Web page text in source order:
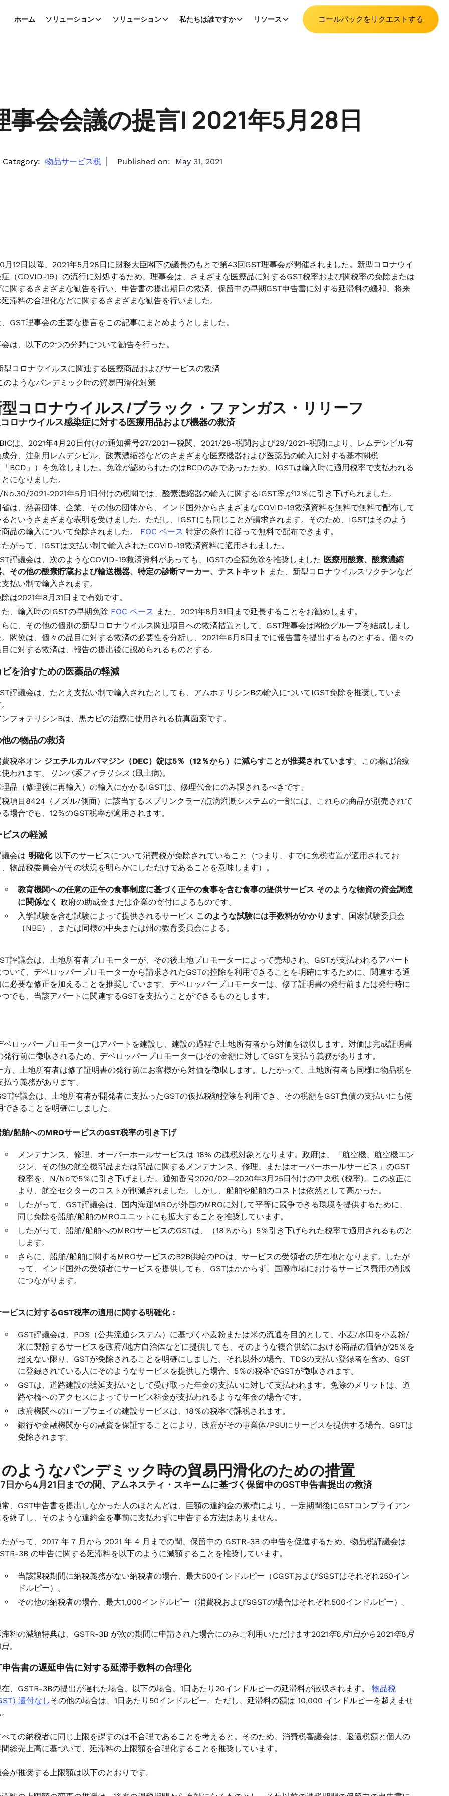
ホーム ソリューション ソリューション 私たちは誰ですか リソース コールバックをリクエストする
事会会議の提言| 2021年5月28日
Category: 物品サービス税 Published on: May 31, 2021
月12日以降、2021年5月28日に財務大臣閣下の議長のもとで第43回GST理事会が開催されました。新型コロナウイ
（COVID-19）の流行に対処するため、理事会は、さまざまな医療品に対するGST税率および関税率の免除または
関するさまざまな勧告を行い、申告書の提出期日の救済、保留中の早期GST申告書に対する延滞料の緩和、将来
滞料の合理化などに関するさまざまな勧告を行いました。
GST理事会の主要な提言をこの記事にまとめようとしました。
は、以下の2つの分野について勧告を行った。
型コロナウイルスに関連する医療商品およびサービスの救済
のようなパンデミック時の貿易円滑化対策
コロナウイルス/ブラック・ファンガス・リリーフ
ロナウイルス感染症に対する医療用品および機器の救済
は、2021年4月20日付けの通知番号27/2021—税関、2021/28-税関および29/2021-税関により、レムデシビル有
分、注射用レムデシビル、酸素濃縮器などのさまざまな医療機器および医薬品の輸入に対する基本関税
BCD」）を免除しました。免除が認められたのはBCDのみであったため、IGSTは輸入時に適用税率で支払われる
になりました。
2021-2021年5月1日付けの税関では、酸素濃縮器の輸入に関するIGST率が12％に引き下げられました。
は、慈善団体、企業、その他の団体から、インド国外からさまざまなCOVID-19救済資料を無料で無料で配布して
というさまざまな表明を受けました。ただし、IGSTにも同じことが請求されます。そのため、IGSTはそのよう
品の輸入について免除されました。 FOC ベース 特定の条件に従って無料で配布できます。
がって、IGSTは支払い制で輸入されたCOVID-19救済資料に適用されました。
評議会は、次のようなCOVID-19救済資料があっても、IGSTの全額免除を推奨しました 医療用酸素、酸素濃縮
その他の酸素貯蔵および輸送機器、特定の診断マーカー、テストキット また、新型コロナウイルスワクチンなど
払い制で輸入されます。
は2021年8月31日まで有効です。
、輸入時のIGSTの早期免除 FOC ベース また、2021年8月31日まで延長することをお勧めします。
に、その他の個別の新型コロナウイルス関連項目への救済措置として、GST理事会は閣僚グループを結成しまし
閣僚は、個々の品目に対する救済の必要性を分析し、2021年6月8日までに報告書を提出するものとする。個々の
に対する救済は、報告の提出後に認められるものとする。
を治すための医薬品の軽減
評議会は、たとえ支払い制で輸入されたとしても、アムホテリシンBの輸入についてIGST免除を推奨していま
フォテリシンBは、黒カビの治療に使用される抗真菌薬です。
の物品の救済
税率オン ジエチルカルバマジン（DEC）錠は5％（12％から）に減らすことが推奨されています。この薬は治療
われます。
リンパ系フィラリシス (風土病)。
品（修理後に再輸入）の輸入にかかるIGSTは、修理代金にのみ課されるべきです。
項目8424（ノズル/側面）に該当するスプリンクラー/点滴灌漑システムの一部には、これらの商品が別売されて
場合でも、12％のGST税率が適用されます。
スの軽減
会は 明確化 以下のサービスについて消費税が免除されていること（つまり、すでに免税措置が適用されてお
物品税委員会がその状況を明らかにしただけであることを意味します）。
教育機関への任意の正午の食事制度に基づく正午の食事を含む食事の提供サービス そのような物資の資金調達
に関係なく 政府の助成金または企業の寄付によるものです。
入学試験を含む試験によって提供されるサービス このような試験には手数料がかかります、国家試験委員会
（NBE）、または同様の中央または州の教育委員会による。
評議会は、土地所有者プロモーターが、その後土地プロモーターによって売却され、GSTが支払われるアパート
いて、デベロッパープロモーターから請求されたGSTの控除を利用できることを明確にするために、関連する通
必要な修正を加えることを推奨しています。デベロッパープロモーターは、修了証明書の発行前または発行時に
でも、当該アパートに関連するGSTを支払うことができるものとします。
ベロッパープロモーターはアパートを建設し、建設の過程で土地所有者から対価を徴収します。対価は完成証明書
発行前に徴収されるため、デベロッパープロモーターはその金額に対してGSTを支払う義務があります。
方、土地所有者は修了証明書の発行前にお客様から対価を徴収します。したがって、土地所有者も同様に物品税を
払う義務があります。
評議会は、土地所有者が開発者に支払ったGSTの仮払税額控除を利用でき、その税額をGST負債の支払いにも使
できることを明確にしました。
/船舶へのMROサービスのGST税率の引き下げ
メンテナンス、修理、オーバーホールサービスは 18% の課税対象となります。政府は、「航空機、航空機エン
ジン、その他の航空機部品または部品に関するメンテナンス、修理、またはオーバーホールサービス」のGST
税率を、N/Noで5％に引き下げました。通知番号2020/02—2020年3月25日付けの中央税 (税率)。この改正に
より、航空セクターのコストが削減されました。しかし、船舶や船舶のコストは依然として高かった。
したがって、GST評議会は、国内海運MROが外国のMROに対して平等に競争できる環境を提供するために、
同じ免除を船舶/船舶のMROユニットにも拡大することを推奨しています。
したがって、船舶/船舶へのMROサービスのGSTは、（18％から）5％引き下げられた税率で適用されるものと
します。
さらに、船舶/船舶に関するMROサービスのB2B供給のPOは、サービスの受領者の所在地となります。したが
って、インド国外の受領者にサービスを提供しても、GSTはかからず、国際市場におけるサービス費用の削減
につながります。
ビスに対するGST税率の適用に関する明確化：
GST評議会は、PDS（公共流通システム）に基づく小麦粉または米の流通を目的として、小麦/水田を小麦粉/
米に製粉するサービスを政府/地方自治体などに提供しても、そのような複合供給における商品の価値が25％を
超えない限り、GSTが免除されることを明確にしました。それ以外の場合、TDSの支払い登録者を含め、GST
に登録されている人にそのようなサービスを提供した場合、5％の税率でGSTが徴収されます。
GSTは、道路建設の繰延支払いとして受け取った年金の支払いに対して支払われます。免除のメリットは、道
路や橋へのアクセスによってサービス料金が支払われるような年金の場合です。
政府機関へのロープウェイの建設サービスは、18％の税率で課税されます。
銀行や金融機関からの融資を保証することにより、政府がその事業体/PSUにサービスを提供する場合、GSTは
免除されます。
ようなパンデミック時の貿易円滑化のための措置
日から4月21日までの間、アムネスティ・スキームに基づく保留中のGST申告書提出の救済
、GST申告書を提出しなかった人のほとんどは、巨額の違約金の累積により、一定期間後にGSTコンプライアン
終了し、そのような違約金を事前に支払わずに申告する方法はありません。
がって、2017 年 7 月から 2021 年 4 月までの間、保留中の GSTR-3B の申告を促進するため、物品税評議会は
3B の申告に関する延滞料を以下のように減額することを推奨しています。
当該課税期間に納税義務がない納税者の場合、最大500インドルピー（CGSTおよびSGSTはそれぞれ250イン
ドルピー）。
その他の納税者の場合、最大1,000インドルピー（消費税およびSGSTの場合はそれぞれ500インドルピー）。
料の減額特典は、GSTR-3B が次の期間に申請された場合にのみご利用いただけます2021年6月1日から2021年8月
。
告書の遅延申告に対する延滞手数料の合理化
、GSTR-3Bの提出が遅れた場合、以下の場合、1日あたり20インドルピーの延滞料が徴収されます。 物品税
還付なしその他の場合は、1日あたり50インドルピー。ただし、延滞料の額は 10,000 インドルピーを超えませ
ての納税者に同じ上限を課すのは不合理であることを考えると。そのため、消費税審議会は、返還税額と個人の
総売上高に基づいて、延滞料の上限額を合理化することを推奨しています。
が推奨する上限額は以下のとおりです。